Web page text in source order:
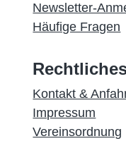
Newsletter-
Häufige Fragen
Kontakt &
Impressum
Vereinsordnung